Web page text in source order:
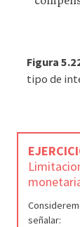
Figura
tipo de
señalar: